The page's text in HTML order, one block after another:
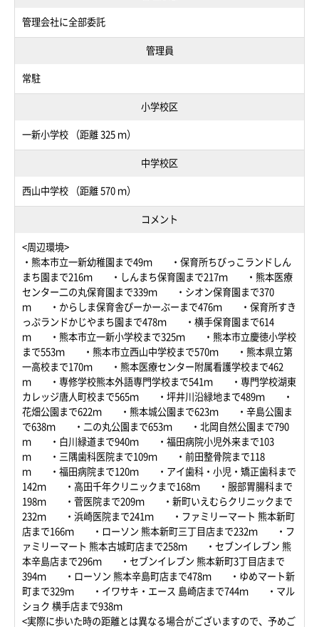
管理会社に全部委託
管理員
常駐
小学校区
一新小学校 （距離 325 ｍ）
中学校区
西山中学校 （距離 570 ｍ）
コメント
<周辺環境>
・熊本市立一新幼稚園まで49ｍ ・保育所ちびっこランドしん
まち園まで216ｍ ・しんまち保育園まで217ｍ ・熊本医療
センター二の丸保育園まで339ｍ ・シオン保育園まで370
ｍ ・からしま保育舎ぴーかーぶーまで476ｍ ・保育所すき
っぷランドかじやまち園まで478ｍ ・横手保育園まで614
ｍ ・熊本市立一新小学校まで325ｍ ・熊本市立慶徳小学校
まで553ｍ ・熊本市立西山中学校まで570ｍ ・熊本県立第
一高校まで170ｍ ・熊本医療センター附属看護学校まで462
ｍ ・専修学校熊本外語専門学校まで541ｍ ・専門学校湖東
カレッジ唐人町校まで565ｍ ・坪井川沿緑地まで489ｍ ・
花畑公園まで622ｍ ・熊本城公園まで623ｍ ・辛島公園ま
で638ｍ ・二の丸公園まで653ｍ ・北岡自然公園まで790
ｍ ・白川緑道まで940ｍ ・福田病院小児外来まで103
ｍ ・三隅歯科医院まで109ｍ ・前田整骨院まで118
ｍ ・福田病院まで120ｍ ・アイ歯科・小児・矯正歯科まで
142ｍ ・高田千年クリニックまで168ｍ ・服部胃腸科まで
198ｍ ・菅医院まで209ｍ ・新町いえむらクリニックまで
232ｍ ・浜崎医院まで241ｍ ・ファミリーマート 熊本新町
店まで166ｍ ・ローソン 熊本新町三丁目店まで232ｍ ・フ
ァミリーマート 熊本古城町店まで258ｍ ・セブンイレブン 熊
本辛島店まで296ｍ ・セブンイレブン 熊本新町3丁目店まで
394ｍ ・ローソン 熊本辛島町店まで478ｍ ・ゆめマート新
町まで329ｍ ・イワサキ・エース 島崎店まで744ｍ ・マル
ショク 横手店まで938ｍ
<実際に歩いた時の距離とは異なる場合がございますので、予めご